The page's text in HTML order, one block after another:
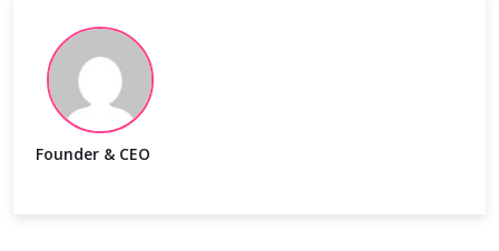
Founder & CEO